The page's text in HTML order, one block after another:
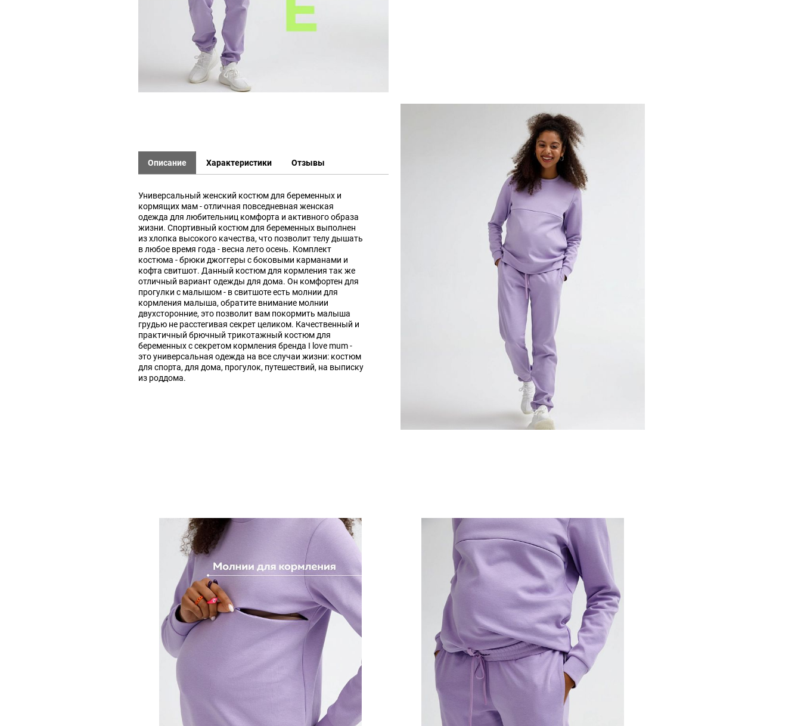
Описание Характеристики Отзывы
Универсальный женский костюм для беременных и
кормящих мам - отличная повседневная женская
одежда для любительниц комфорта и активного образа
жизни. Спортивный костюм для беременных выполнен
из хлопка высокого качества, что позволит телу дышать
в любое время года - весна лето осень. Комплект
костюма - брюки джоггеры с боковыми карманами и
кофта свитшот. Данный костюм для кормления так же
отличный вариант одежды для дома. Он комфортен для
прогулки с малышом - в свитшоте есть молнии для
кормления малыша, обратите внимание молнии
двухсторонние, это позволит вам покормить малыша
грудью не расстегивая секрет целиком. Качественный и
практичный брючный трикотажный костюм для
беременных с секретом кормления бренда I love mum -
это универсальная одежда на все случаи жизни: костюм
для спорта, для дома, прогулок, путешествий, на выписку
из роддома.